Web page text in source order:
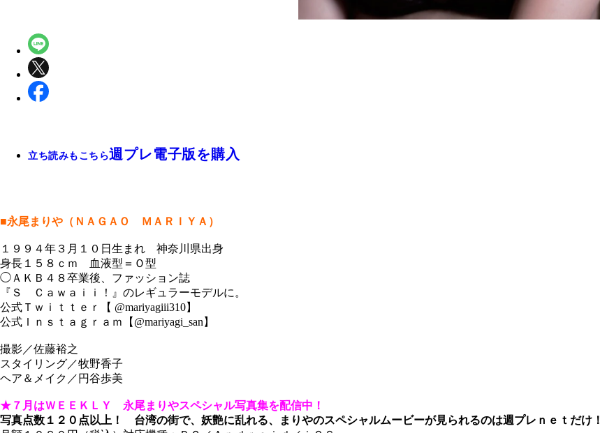
立ち読みもこちら週プレ電子版を購入
■永尾まりや（ＮＡＧＡＯ ＭＡＲＩＹＡ）
１９９４年３月１０日生まれ 神奈川県出身
身長１５８ｃｍ 血液型＝Ｏ型
◯ＡＫＢ４８卒業後、ファッション誌
『Ｓ Ｃａｗａｉｉ！』のレギュラーモデルに。
公式Ｔｗｉｔｔｅｒ【 @mariyagiii310】
公式Ｉｎｓｔａｇｒａｍ【@mariyagi_san】
撮影／佐藤裕之
スタイリング／牧野香子
ヘア＆メイク／円谷歩美
★７月はＷＥＥＫＬＹ 永尾まりやスペシャル写真集を配信中！
写真点数１２０点以上！ 台湾の街で、妖艶に乱れる、まりやのスペシャルムービーが見られるのは週プレｎｅｔだけ！